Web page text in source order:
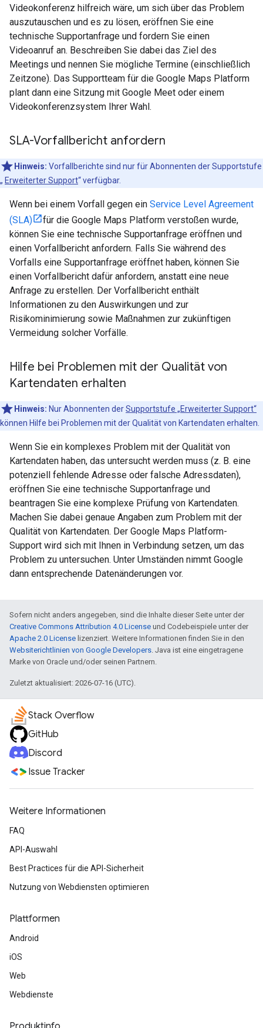
Videokonferenz hilfreich wäre, um sich über das Problem
auszutauschen und es zu lösen, eröffnen Sie eine
technische Supportanfrage und fordern Sie einen
Videoanruf an. Beschreiben Sie dabei das Ziel des
Meetings und nennen Sie mögliche Termine (einschließlich
Zeitzone). Das Supportteam für die Google Maps Platform
plant dann eine Sitzung mit Google Meet oder einem
Videokonferenzsystem Ihrer Wahl.
SLA-Vorfallbericht anfordern
Hinweis: Vorfallberichte sind nur für Abonnenten der Supportstufe
„ Erweiterter Support“ verfügbar.
Wenn bei einem Vorfall gegen ein Service Level Agreement
(SLA)
für die Google Maps Platform verstoßen wurde,
können Sie eine technische Supportanfrage eröffnen und
einen Vorfallbericht anfordern. Falls Sie während des
Vorfalls eine Supportanfrage eröffnet haben, können Sie
einen Vorfallbericht dafür anfordern, anstatt eine neue
Anfrage zu erstellen. Der Vorfallbericht enthält
Informationen zu den Auswirkungen und zur
Risikominimierung sowie Maßnahmen zur zukünftigen
Vermeidung solcher Vorfälle.
Hilfe bei Problemen mit der Qualität von
Kartendaten erhalten
Hinweis: Nur Abonnenten derSupportstufe „Erweiterter Support“
können Hilfe bei Problemen mit der Qualität von Kartendaten erhalten.
Wenn Sie ein komplexes Problem mit der Qualität von
Kartendaten haben, das untersucht werden muss (z. B. eine
potenziell fehlende Adresse oder falsche Adressdaten),
eröffnen Sie eine technische Supportanfrage und
beantragen Sie eine komplexe Prüfung von Kartendaten.
Machen Sie dabei genaue Angaben zum Problem mit der
Qualität von Kartendaten. Der Google Maps Platform-
Support wird sich mit Ihnen in Verbindung setzen, um das
Problem zu untersuchen. Unter Umständen nimmt Google
dann entsprechende Datenänderungen vor.
Sofern nicht anders angegeben, sind die Inhalte dieser Seite unter der
Creative Commons Attribution 4.0 License und Codebeispiele unter der
Apache 2.0 License lizenziert. Weitere Informationen finden Sie in den
Websiterichtlinien von Google Developers . Java ist eine eingetragene
Marke von Oracle und/oder seinen Partnern.
Zuletzt aktualisiert: 2026-07-16 (UTC).
Stack Overflow
GitHub
Discord
Issue Tracker
Weitere Informationen
FAQ
API-Auswahl
Best Practices für die API-Sicherheit
Nutzung von Webdiensten optimieren
Plattformen
Android
iOS
Web
Webdienste